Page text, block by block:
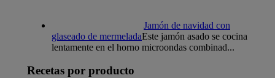
Jamón de navidad con
glaseado de mermeladaEste jamón asado se cocina
lentamente en el horno microondas combinad...
Recetas por producto